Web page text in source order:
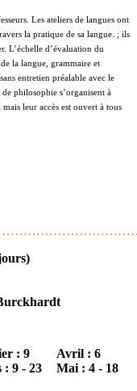
Les ateliers de langues ont
la pratique de sa langue. ; ils
L’échelle d’évaluation du
la langue, grammaire et
entretien préalable avec le
philosophie s’organisent à
leur accès est ouvert à tous
: 9
: 9 - 23
Avril : 6
Mai : 4 - 18